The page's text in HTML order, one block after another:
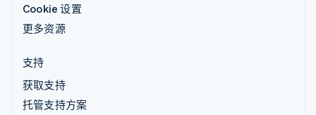
Cookie 设置
更多资源
支持
获取支持
托管支持方案